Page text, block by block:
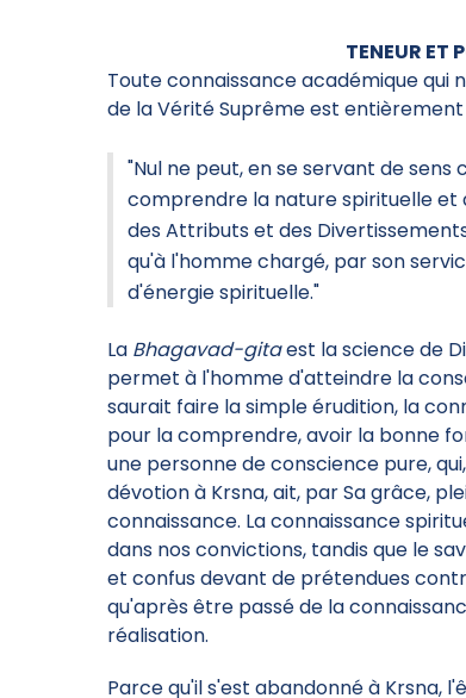
TENEUR ET
Toute connaissance académique qui
de la Vérité Suprême est entièrement
"Nul ne peut, en se servant de
comprendre la nature spirituelle et
des Attributs et des
qu'à l'homme chargé, par son
d'énergie spirituelle."
La Bhagavad-gitaest la science de
permet à l'homme d'atteindre la
saurait faire la simple érudition, la
pour la comprendre, avoir la bonne
une personne de conscience pure,
dévotion à Krsna, ait, par Sa grâce,
connaissance. La connaissance
dans nos convictions, tandis que le
et confus devant de prétendues
qu'après être passé de la
réalisation.
Parce qu'il s'est abandonné à Krsna,